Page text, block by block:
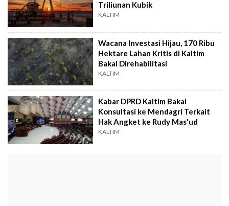
Triliunan Kubik
KALTIM
Wacana Investasi Hijau, 170 Ribu
Hektare Lahan Kritis di Kaltim
Bakal Direhabilitasi
KALTIM
Kabar DPRD Kaltim Bakal
Konsultasi ke Mendagri Terkait
Hak Angket ke Rudy Mas'ud
KALTIM